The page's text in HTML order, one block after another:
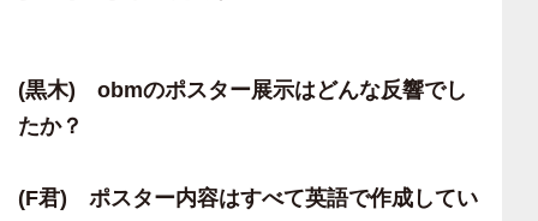
(黒木) obmのポスター展示はどんな反響でし
たか？
(F君) ポスター内容はすべて英語で作成してい